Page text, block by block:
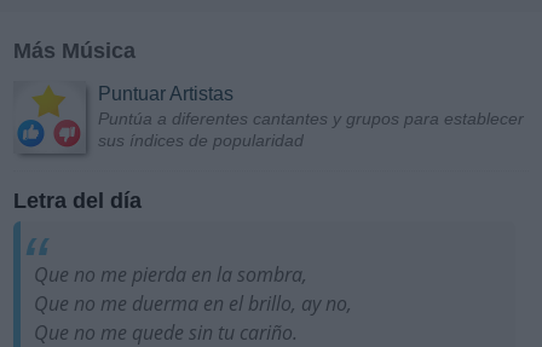
Más Música
Puntuar Artistas
Puntúa a diferentes cantantes y grupos para establecer
sus índices de popularidad
Letra del día
Que no me pierda en la sombra,
Que no me duerma en el brillo, ay no,
Que no me quede sin tu cariño.